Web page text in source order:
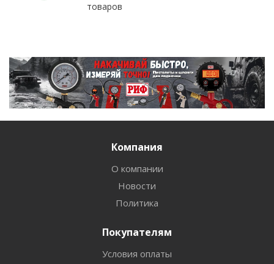
товаров
Компания
О компании
Новости
Политика
Покупателям
Условия оплаты